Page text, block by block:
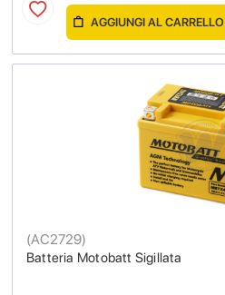
AGGIUNGI AL CARRELLO
Batteria Motobatt Sigillata
(AC2729)